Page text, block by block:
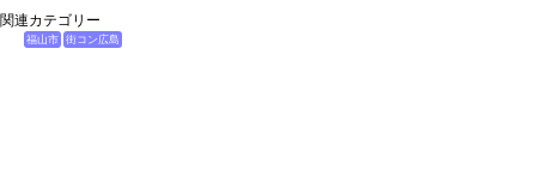
関連カテゴリー
福山市 街コン広島